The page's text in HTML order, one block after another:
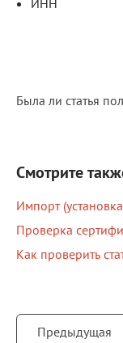
ИНН
Была ли статья
Смотрите
Импорт
Проверка
Как проверить
Предыдущая